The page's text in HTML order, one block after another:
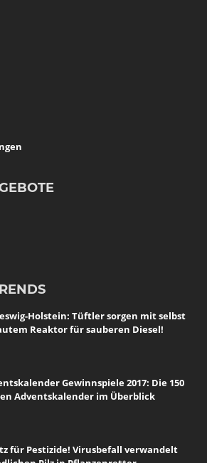
Holstein: Tüftler sorgen mit selbst
Reaktor für sauberen Diesel!
Gewinnspiele 2017: Die 150
Adventskalender im Überblick
für Pestizide! Virusbefall verwandelt